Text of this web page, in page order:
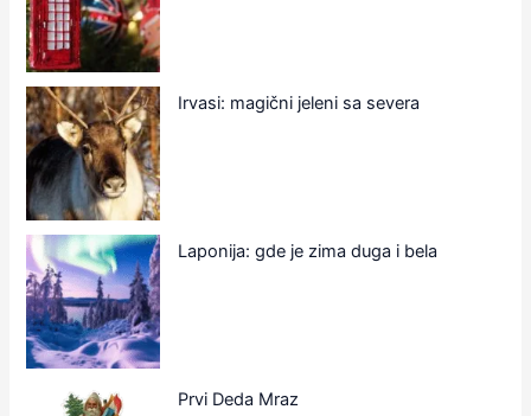
Irvasi: magični jeleni sa severa
Laponija: gde je zima duga i bela
Prvi Deda Mraz